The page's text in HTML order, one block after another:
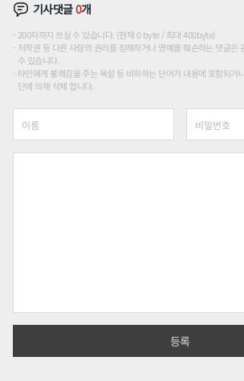
기사댓글0개
200자까지 쓰실 수 있습니다. (현재 0 byte / 최대 400byte)
저작권 등 다른 사람의 권리를 침해하거나 명예를 훼손하는 댓글은
수 있습니다.
타인에게 불쾌감을 주는 욕설 등 비하하는 단어가 내용에 포함되거
단에 의해 삭제 합니다.